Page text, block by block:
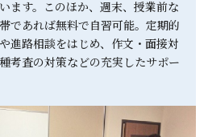
ます。このほか、週末、授業前な
であれば無料で自習可能。定期的
進路相談をはじめ、作文・面接対
考査の対策などの充実したサポー